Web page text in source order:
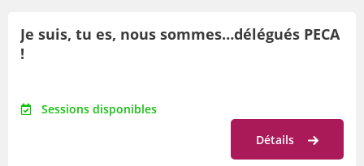
Je suis, tu es, nous sommes…délégués PECA
!
Sessions disponibles
Détails